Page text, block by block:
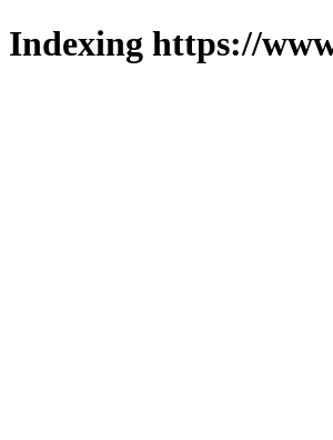
Indexing https://